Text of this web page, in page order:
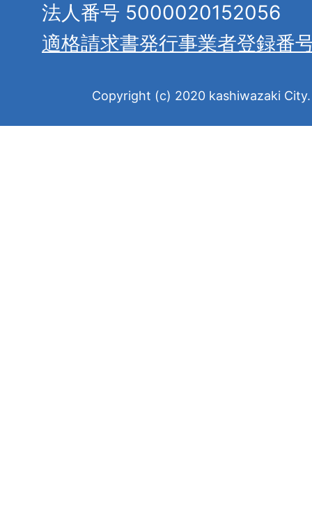
法人番号 5000020152056
適格請求書発行事業者登録番
Copyright (c) 2020 kashiwazaki